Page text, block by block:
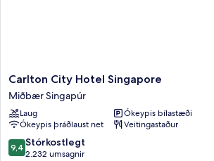
Carlton
City
Hotel
Singapore
Miðbær
Singapúr
Carlton City Hotel Singapore
Miðbær Singapúr
Laug
Ókeypis bílastæði
Ókeypis þráðlaust net
Veitingastaður
9.4
af
9,4 Stórkostlegt
2.232 umsagnir